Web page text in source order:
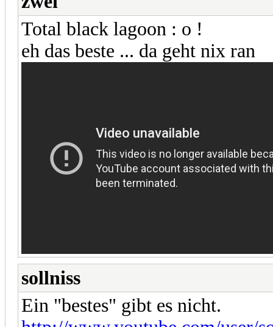
Total black lagoon : o !
eh das beste ... da geht nix ran
sollniss
Ein "bestes" gibt es nicht.